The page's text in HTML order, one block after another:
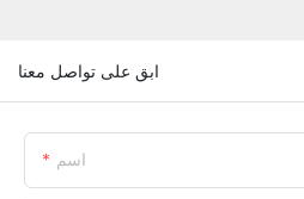
ابق على تواصل معنا
اسم